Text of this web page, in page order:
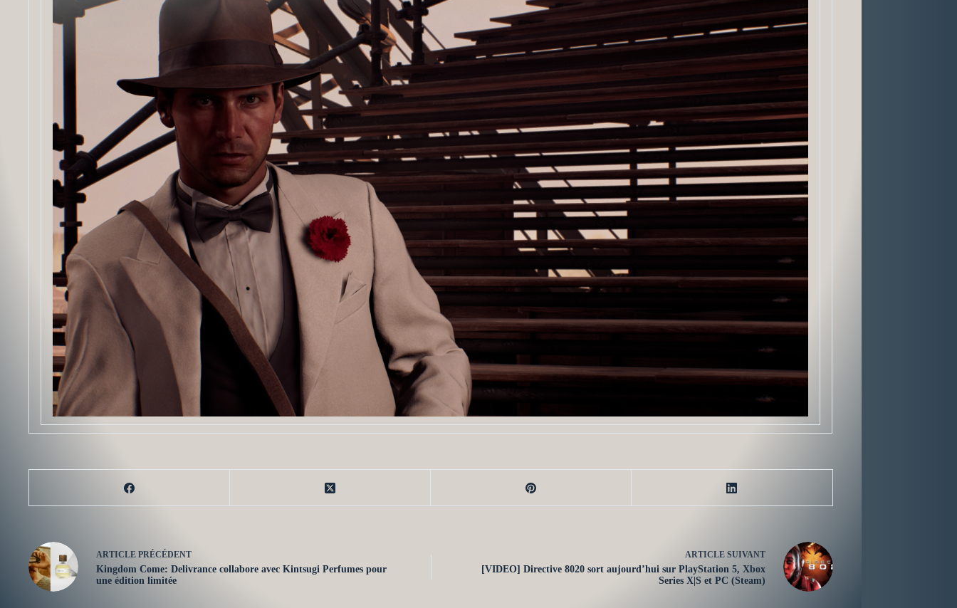
ARTICLE PRÉCÉDENT
Kingdom Come: Delivrance collabore avec Kintsugi Perfumes pour
une édition limitée
ARTICLESUIVANT
[VIDEO] Directive 8020 sort aujourd’hui sur PlayStation 5, Xbox
Series X|S et PC (Steam)